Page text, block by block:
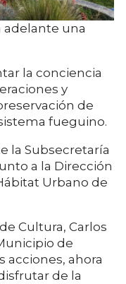
adelante una
la conciencia
y
de
fueguino.
la Subsecretaría
a la Dirección
Urbano de
Cultura, Carlos
de
acciones, ahora
de la